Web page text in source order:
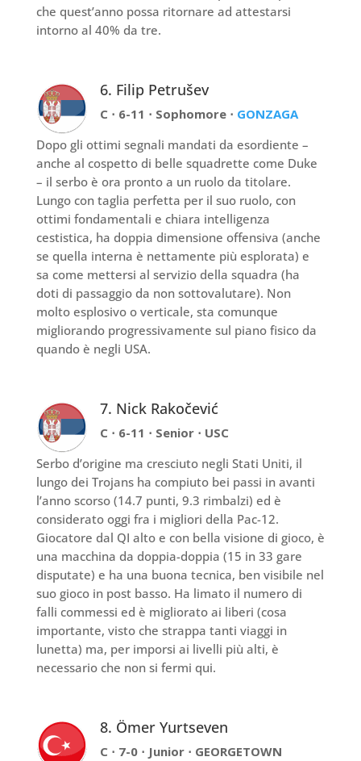
che quest’anno possa ritornare ad attestarsi
intorno al 40% da tre.
6. Filip Petrušev
C ⋅ 6-11 ⋅ Sophomore ⋅ GONZAGA
Dopo gli ottimi segnali mandati da esordiente –
anche al cospetto di belle squadrette come Duke
– il serbo è ora pronto a un ruolo da titolare.
Lungo con taglia perfetta per il suo ruolo, con
ottimi fondamentali e chiara intelligenza
cestistica, ha doppia dimensione offensiva (anche
se quella interna è nettamente più esplorata) e
sa come mettersi al servizio della squadra (ha
doti di passaggio da non sottovalutare). Non
molto esplosivo o verticale, sta comunque
migliorando progressivamente sul piano fisico da
quando è negli USA.
7. Nick Rakočević
C ⋅ 6-11 ⋅ Senior ⋅ USC
Serbo d’origine ma cresciuto negli Stati Uniti, il
lungo dei Trojans ha compiuto bei passi in avanti
l’anno scorso (14.7 punti, 9.3 rimbalzi) ed è
considerato oggi fra i migliori della Pac-12.
Giocatore dal QI alto e con bella visione di gioco, è
una macchina da doppia-doppia (15 in 33 gare
disputate) e ha una buona tecnica, ben visibile nel
suo gioco in post basso. Ha limato il numero di
falli commessi ed è migliorato ai liberi (cosa
importante, visto che strappa tanti viaggi in
lunetta) ma, per imporsi ai livelli più alti, è
necessario che non si fermi qui.
8. Ömer Yurtseven
C ⋅ 7-0 ⋅ Junior ⋅ GEORGETOWN